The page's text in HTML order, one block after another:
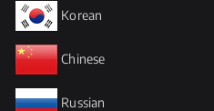
Korean
Chinese
Russian